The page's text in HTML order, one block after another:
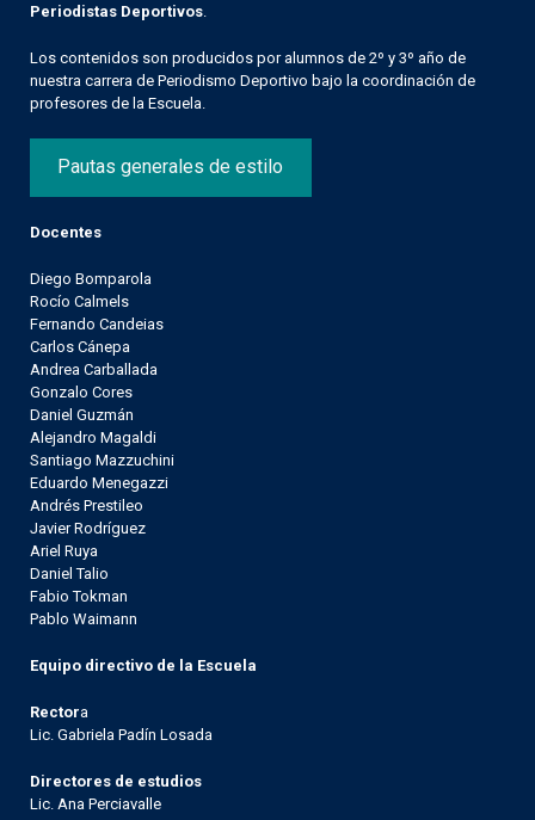
Periodistas Deportivos
Los contenidos son producidos por alumnos de 2º y 3º año de
nuestra carrera de Periodismo Deportivo bajo la coordinación de
profesores de la Escuela.
Pautas generales de estilo
Docentes
Diego Bomparola
Rocío Calmels
Fernando Candeias
Carlos Cánepa
Andrea Carballada
Gonzalo Cores
Daniel Guzmán
Alejandro Magaldi
Santiago Mazzuchini
Eduardo Menegazzi
Andrés Prestileo
Javier Rodríguez
Ariel Ruya
Daniel Talio
Fabio Tokman
Pablo Waimann
Equipo directivo de la Escuela
Rectora
Lic. Gabriela Padín Losada
Directores de estudios
Lic. Ana Perciavalle